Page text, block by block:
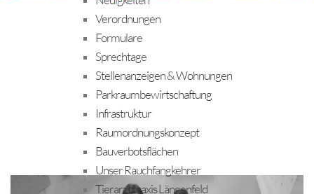
Verordnungen
Formulare
Sprechtage
Stellenanzeigen & Wohnungen
Parkraumbewirtschaftung
Infrastruktur
Raumordnungskonzept
Bauverbotsflächen
Unser Rauchfangkehrer
Tierarztpraxis Längenfeld